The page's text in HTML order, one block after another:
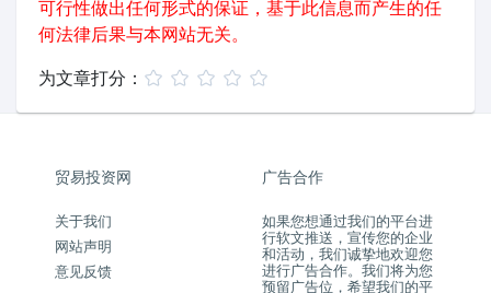
可行性做出任何形式的保证，基于此信息而产生的任
何法律后果与本网站无关。
为文章打分：
贸易投资网
关于我们
网站声明
意见反馈
广告合作
如果您想通过我们的平台进
行软文推送，宣传您的企业
和活动，我们诚挚地欢迎您
进行广告合作。我们将为您
预留广告位，希望我们的平